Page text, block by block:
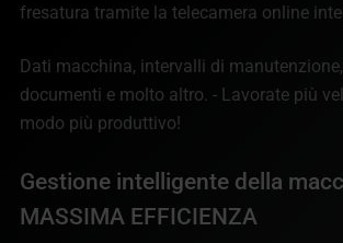
fresatura tramite la telecamera online
Dati macchina, intervalli di
documenti e molto altro. - Lavorate più
modo più produttivo!
Gestione intelligente della
MASSIMA EFFICIENZA